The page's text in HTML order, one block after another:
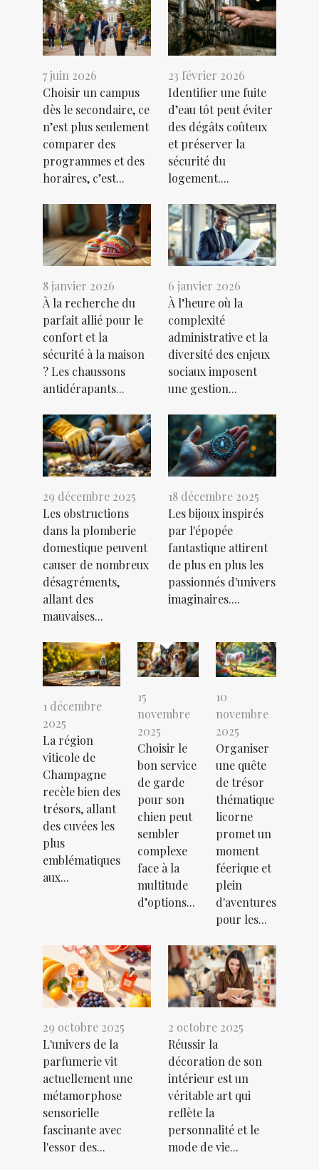
7 juin 2026
Choisir un campus
dès le secondaire, ce
n’est plus seulement
comparer des
programmes et des
horaires, c’est...
23 février 2026
Identifier une fuite
d’eau tôt peut éviter
des dégâts coûteux
et préserver la
sécurité du
logement....
8 janvier 2026
À la recherche du
parfait allié pour le
confort et la
sécurité à la maison
? Les chaussons
antidérapants...
6 janvier 2026
À l’heure où la
complexité
administrative et la
diversité des enjeux
sociaux imposent
une gestion...
29 décembre 2025
Les obstructions
dans la plomberie
domestique peuvent
causer de nombreux
désagréments,
allant des
mauvaises...
18 décembre 2025
Les bijoux inspirés
par l'épopée
fantastique attirent
de plus en plus les
passionnés d'univers
imaginaires....
1 décembre
2025
La région
viticole de
Champagne
recèle bien des
trésors, allant
des cuvées les
plus
emblématiques
aux...
15
novembre
2025
Choisir le
bon service
de garde
pour son
chien peut
sembler
complexe
face à la
multitude
d’options...
10
novembre
2025
Organiser
une quête
de trésor
thématique
licorne
promet un
moment
féerique et
plein
d'aventures
pour les...
29 octobre 2025
L'univers de la
parfumerie vit
actuellement une
métamorphose
sensorielle
fascinante avec
l'essor des...
2 octobre 2025
Réussir la
décoration de son
intérieur est un
véritable art qui
reflète la
personnalité et le
mode de vie...